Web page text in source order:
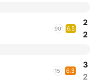
90' 6.5
2
2
15' 6.3
3
2